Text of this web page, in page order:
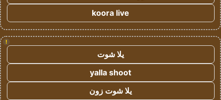
koora live
!
يلا شوت
yalla shoot
يلا شوت زون